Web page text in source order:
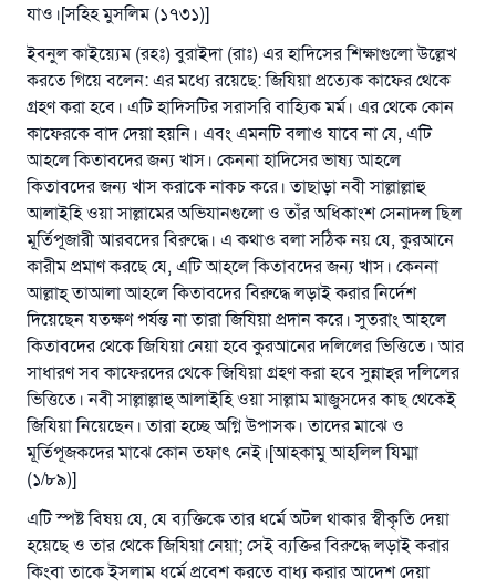
যাও।[সহিহ মুসলিম (১৭৩১)]
ইবনুল কাইয়্যেম (রহঃ) বুরাইদা (রাঃ) এর হাদিসের শিক্ষাগুলো উল্লেখ
করতে গিয়ে বলেন: এর মধ্যে রয়েছে: জিযিয়া প্রত্যেক কাফের থেকে
গ্রহণ করা হবে। এটি হাদিসটির সরাসরি বাহ্যিক মর্ম। এর থেকে কোন
কাফেরকে বাদ দেয়া হয়নি। এবং এমনটি বলাও যাবে না যে, এটি
আহলে কিতাবদের জন্য খাস। কেননা হাদিসের ভাষ্য আহলে
কিতাবদের জন্য খাস করাকে নাকচ করে। তাছাড়া নবী সাল্লাল্লাহু
আলাইহি ওয়া সাল্লামের অভিযানগুলো ও তাঁর অধিকাংশ সেনাদল ছিল
মূর্তিপূজারী আরবদের বিরুদ্ধে। এ কথাও বলা সঠিক নয় যে, কুরআনে
কারীম প্রমাণ করছে যে, এটি আহলে কিতাবদের জন্য খাস। কেননা
আল্লাহ্‌ তাআলা আহলে কিতাবদের বিরুদ্ধে লড়াই করার নির্দেশ
দিয়েছেন যতক্ষণ পর্যন্ত না তারা জিযিয়া প্রদান করে। সুতরাং আহলে
কিতাবদের থেকে জিযিয়া নেয়া হবে কুরআনের দলিলের ভিত্তিতে। আর
সাধারণ সব কাফেরদের থেকে জিযিয়া গ্রহণ করা হবে সুন্নাহ্‌র দলিলের
ভিত্তিতে। নবী সাল্লাল্লাহু আলাইহি ওয়া সাল্লাম মাজুসদের কাছ থেকেই
জিযিয়া নিয়েছেন। তারা হচ্ছে অগ্নি উপাসক। তাদের মাঝে ও
মূর্তিপূজকদের মাঝে কোন তফাৎ নেই।[আহকামু আহলিল যিম্মা
(১/৮৯)]
এটি স্পষ্ট বিষয় যে, যে ব্যক্তিকে তার ধর্মে অটল থাকার স্বীকৃতি দেয়া
হয়েছে ও তার থেকে জিযিয়া নেয়া; সেই ব্যক্তির বিরুদ্ধে লড়াই করার
কিংবা তাকে ইসলাম ধর্মে প্রবেশ করতে বাধ্য করার আদেশ দেয়া